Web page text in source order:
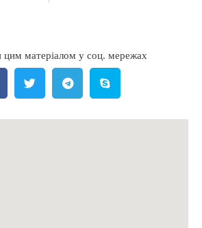
цим матеріалом у соц. мережах